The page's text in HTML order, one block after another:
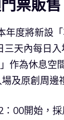
票販售
度將新設
天內每日
作為休息空
及原創周邊
00開始，